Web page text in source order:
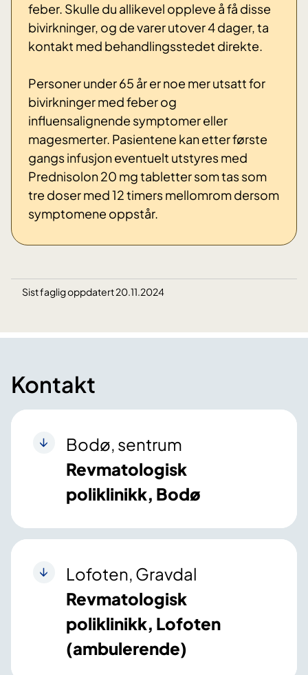
feber. Skulle du allikevel oppleve å få disse
bivirkninger, og de varer utover 4 dager, ta
kontakt med behandlingsstedet direkte.
Personer under 65 år er noe mer utsatt for
bivirkninger med feber og
influensalignende symptomer eller
magesmerter. Pasientene kan etter første
gangs infusjon eventuelt utstyres med
Prednisolon 20 mg tabletter som tas som
tre doser med 12 timers mellomrom dersom
symptomene oppstår.
Sist faglig oppdatert 20.11.2024
Kontakt
Bodø, sentrum
Revmatologisk
poliklinikk, Bodø
Lofoten, Gravdal
Revmatologisk
poliklinikk, Lofoten
(ambulerende)